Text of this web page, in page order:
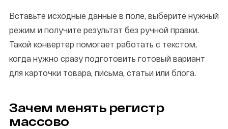
Вставьте исходные данные в поле, выберите нужный
режим и получите результат без ручной правки.
Такой конвертер помогает работать с текстом,
когда нужно сразу подготовить готовый вариант
для карточки товара, письма, статьи или блога.
Зачем менять регистр
массово